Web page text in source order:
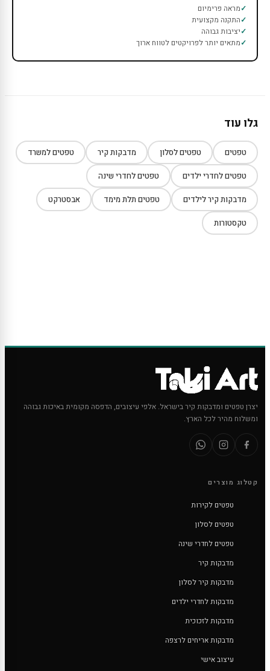
מראה פרימיום
התקנה מקצועית
יציבות גבוהה
מתאים יותר לפרויקטים לטווח ארוך
גלו עוד
טפטים טפטים לסלון מדבקות קיר טפטים למשרד
טפטים לחדרי ילדים טפטים לחדרי שינה
מדבקות קיר לילדים טפטים תלת מימד אבסטרקט
טקסטורות
יצרן טפטים ומדבקות קיר בישראל. אלפי עיצובים, הדפסה מקומית באיכות גבוהה
ומשלוח מהיר לכל הארץ.
קטלוג מוצרים
טפטים לקירות
טפטים לסלון
טפטים לחדרי שינה
מדבקות קיר
מדבקות קיר לסלון
מדבקות לחדרי ילדים
מדבקות לזכוכית
מדבקות אריחים לרצפה
עיצוב אישי